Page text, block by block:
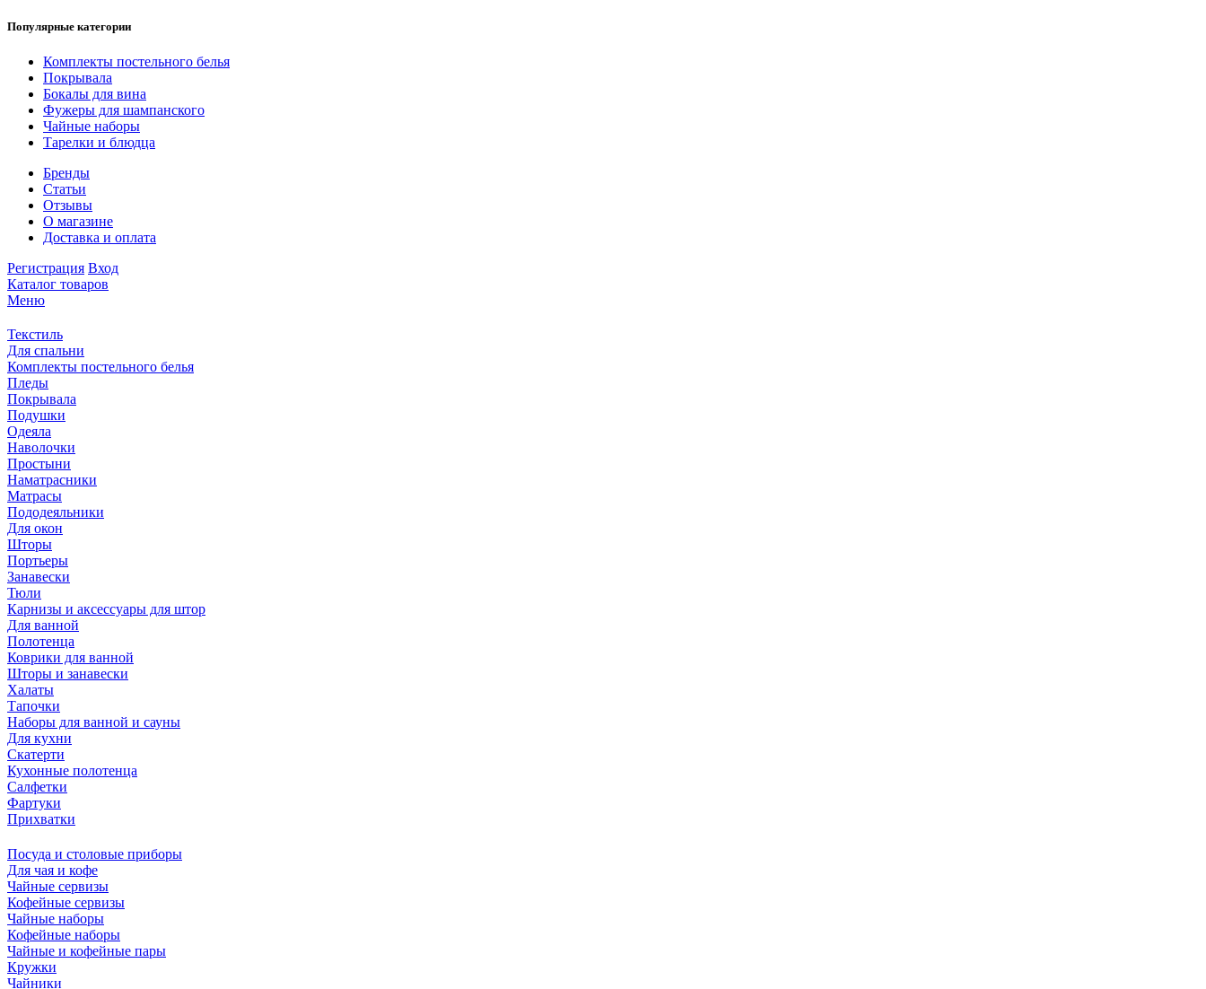
Популярные категории
Комплекты постельного белья
Покрывала
Бокалы для вина
Фужеры для шампанского
Чайные наборы
Тарелки и блюдца
Бренды
Статьи
Отзывы
О магазине
Доставка и оплата
Регистрация Вход
Каталог товаров
Меню
Текстиль
Для спальни
Комплекты постельного белья
Пледы
Покрывала
Подушки
Одеяла
Наволочки
Простыни
Наматрасники
Матрасы
Пододеяльники
Для окон
Шторы
Портьеры
Занавески
Тюли
Карнизы и аксессуары для штор
Для ванной
Полотенца
Коврики для ванной
Шторы и занавески
Халаты
Тапочки
Наборы для ванной и сауны
Для кухни
Скатерти
Кухонные полотенца
Салфетки
Фартуки
Прихватки
Посуда и столовые приборы
Для чая и кофе
Чайные сервизы
Кофейные сервизы
Чайные наборы
Кофейные наборы
Чайные и кофейные пары
Кружки
Чайники